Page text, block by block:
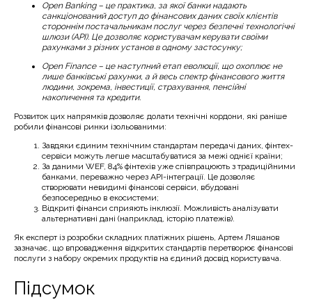
Open Banking – це практика, за якої банки надають
санкціонований доступ до фінансових даних своїх клієнтів
стороннім постачальникам послуг через безпечні технологічні
шлюзи (API). Це дозволяє користувачам керувати своїми
рахунками з різних установ в одному застосунку;
Open Finance – це наступний етап еволюції, що охоплює не
лише банківські рахунки, а й весь спектр фінансового життя
людини, зокрема, інвестиції, страхування, пенсійні
накопичення та кредити.
Розвиток цих напрямків дозволяє долати технічні кордони, які раніше
робили фінансові ринки ізольованими:
Завдяки єдиним технічним стандартам передачі даних, фінтех-
сервіси можуть легше масштабуватися за межі однієї країни;
За даними WEF, 84% фінтехів уже співпрацюють з традиційними
банками, переважно через API-інтеграції. Це дозволяє
створювати невидимі фінансові сервіси, вбудовані
безпосередньо в екосистеми;
Відкриті фінанси сприяють інклюзії. Можливість аналізувати
альтернативні дані (наприклад, історію платежів).
Як експерт із розробки складних платіжних рішень, Артем Ляшанов
зазначає, що впровадження відкритих стандартів перетворює фінансові
послуги з набору окремих продуктів на єдиний досвід користувача.
Підсумок